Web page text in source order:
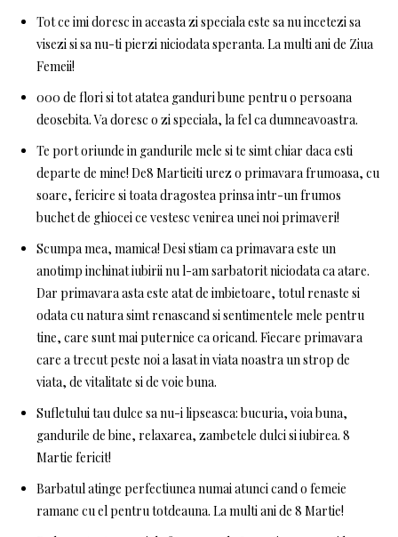
Tot ce imi doresc in aceasta zi speciala este sa nu incetezi sa
visezi si sa nu-ti pierzi niciodata speranta. La multi ani de Ziua
Femeii!
000 de flori si tot atatea ganduri bune pentru o persoana
deosebita. Va doresc o zi speciala, la fel ca dumneavoastra.
Te port oriunde in gandurile mele si te simt chiar daca esti
departe de mine! De8 Martieiti urez o primavara frumoasa, cu
soare, fericire si toata dragostea prinsa intr-un frumos
buchet de ghiocei ce vestesc venirea unei noi primaveri!
Scumpa mea, mamica! Desi stiam ca primavara este un
anotimp inchinat iubirii nu l-am sarbatorit niciodata ca atare.
Dar primavara asta este atat de imbietoare, totul renaste si
odata cu natura simt renascand si sentimentele mele pentru
tine, care sunt mai puternice ca oricand. Fiecare primavara
care a trecut peste noi a lasat in viata noastra un strop de
viata, de vitalitate si de voie buna.
Sufletului tau dulce sa nu-i lipseasca: bucuria, voia buna,
gandurile de bine, relaxarea, zambetele dulci si iubirea. 8
Martie fericit!
Barbatul atinge perfectiunea numai atunci cand o femeie
ramane cu el pentru totdeauna. La multi ani de 8 Martie!